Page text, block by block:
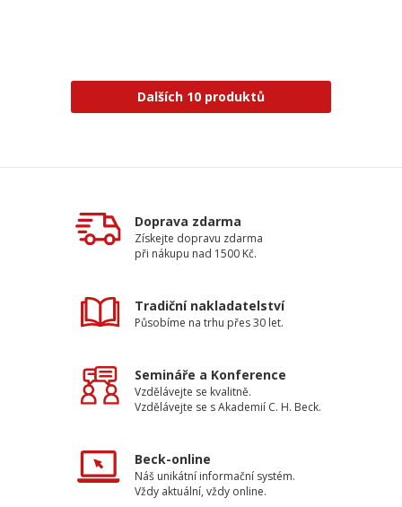
Dalších 10 produktů
Doprava zdarma
Získejte dopravu zdarma
při nákupu nad 1500 Kč.
Tradiční nakladatelství
Působíme na trhu přes 30 let.
Semináře a Konference
Vzdělávejte se kvalitně.
Vzdělávejte se s Akademií C. H. Beck.
Beck-online
Náš unikátní informační systém.
Vždy aktuální, vždy online.